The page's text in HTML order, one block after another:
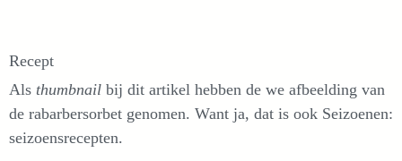
Recept
Als thumbnail bij dit artikel hebben de we afbeelding van
de rabarbersorbet genomen. Want ja, dat is ook Seizoenen:
seizoensrecepten.